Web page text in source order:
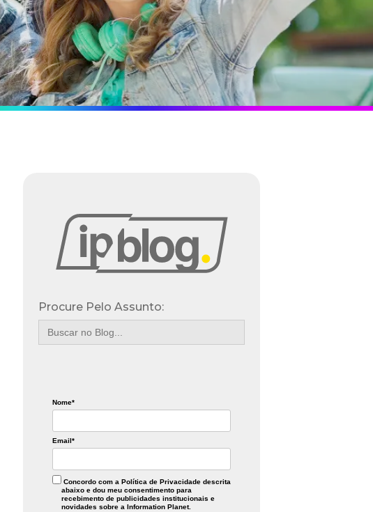
Procure Pelo Assunto:
Search
for:
Nome*
Email*
Concordo com a Política de Privacidade descrita
abaixo e dou meu consentimento para
recebimento de publicidades institucionais e
novidades sobre a Information Planet.